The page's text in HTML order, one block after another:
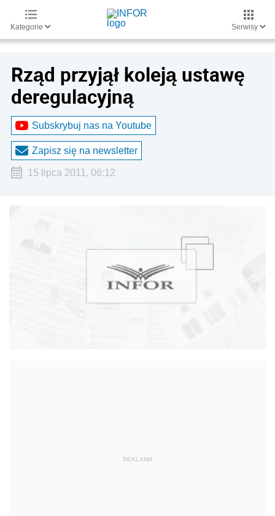
Kategorie Serwisy
Rząd przyjął koleją ustawę
deregulacyjną
Subskrybuj nas na Youtube
Zapisz się na newsletter
15 lipca 2011, 06:12